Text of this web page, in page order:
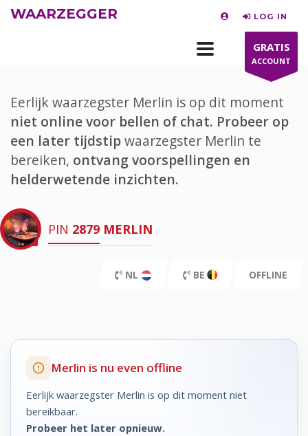
WAARZEGGER LOG IN
GRATIS
ACCOUNT
Eerlijk waarzegster Merlin is op dit moment
niet online voor bellen of chat. Probeer op
een later tijdstipwaarzegster Merlin te
bereiken, ontvang voorspellingen en
helderwetende inzichten.
PIN 2879 MERLIN
NL BE OFFLINE
Merlin is nu even offline
Eerlijk waarzegster Merlin is op dit moment niet
bereikbaar.
Probeer het later opnieuw.